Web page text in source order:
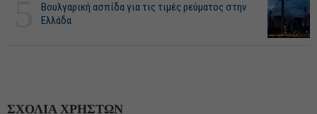
Βουλγαρική ασπίδα για τις τιμές ρεύματος στην
Ελλάδα
ΣΧΟΛΙΑ ΧΡΗΣΤΩΝ